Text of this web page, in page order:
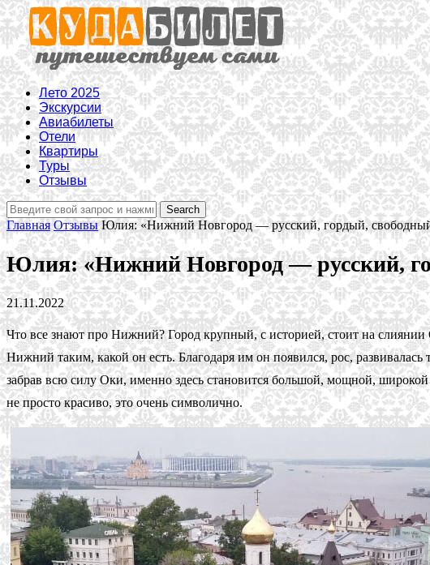
Лето 2025
Экскурсии
Авиабилеты
Отели
Квартиры
Туры
Отзывы
Главная Отзывы Юлия: «Нижний Новгород — русский, гордый,
Юлия: «Нижний Новгород — русский,
21.11.2022
Что все знают про Нижний? Город крупный, с историей, стоит на
Нижний таким, какой он есть. Благодаря им он появился, рос,
забрав всю силу Оки, именно здесь становится большой, мощной,
не просто красиво, это очень символично.